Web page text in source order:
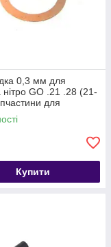
0,3 мм для
нітро GO .21 .28 (21-
для
моделей
Купити